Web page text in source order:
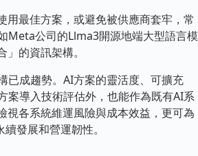
最佳方案，或避免被供應商套牢，常
Meta公司的Llma3開源地端大型語言模
的資訊架構。
成趨勢。AI方案的靈活度、可擴充
案導入技術評估外，也能作為既有AI系
視各系統維運風險與成本效益，更可為
發展和營運韌性。